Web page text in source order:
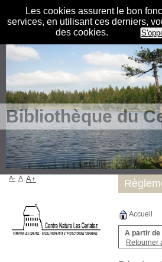
Les cookies assurent le bon
services, en utilisant ces derniers,
des cookies.
Bibliothèque du
Accueil
A partir de
Retourner
A- A A+